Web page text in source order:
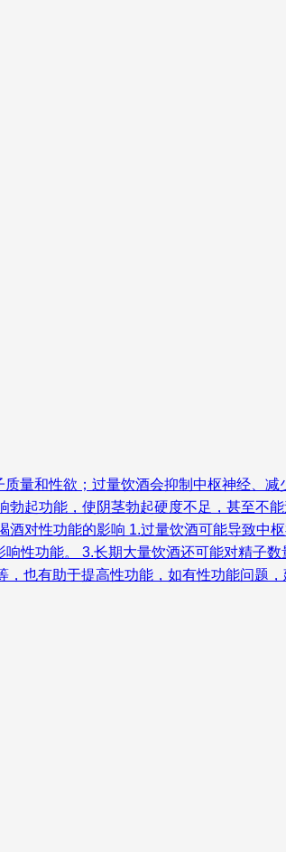
量和性欲；过量饮酒会抑制中枢神经、减
起功能，使阴茎勃起硬度不足，甚至不
对性功能的影响 1.过量饮酒可能导致中
性功能。 3.长期大量饮酒还可能对精子
也有助于提高性功能，如有性功能问题